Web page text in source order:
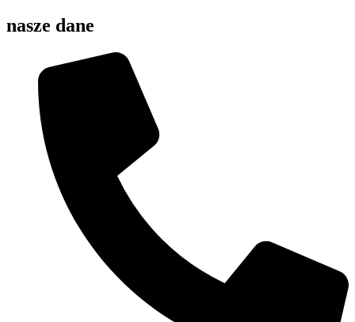
nasze dane